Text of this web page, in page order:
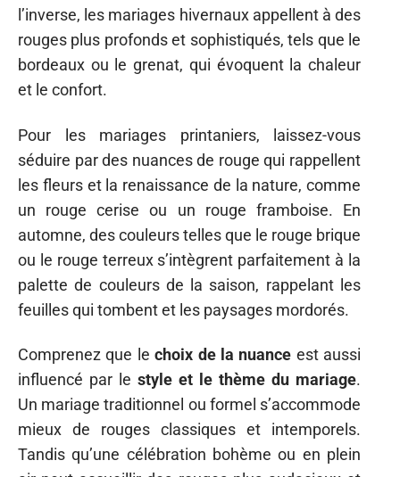
l’inverse, les mariages hivernaux appellent à des
rouges plus profonds et sophistiqués, tels que le
bordeaux ou le grenat, qui évoquent la chaleur
et le confort.
Pour les mariages printaniers, laissez-vous
séduire par des nuances de rouge qui rappellent
les fleurs et la renaissance de la nature, comme
un rouge cerise ou un rouge framboise. En
automne, des couleurs telles que le rouge brique
ou le rouge terreux s’intègrent parfaitement à la
palette de couleurs de la saison, rappelant les
feuilles qui tombent et les paysages mordorés.
Comprenez que lechoix de la nuance est aussi
influencé par le style et le thème du mariage.
Un mariage traditionnel ou formel s’accommode
mieux de rouges classiques et intemporels.
Tandis qu’une célébration bohème ou en plein